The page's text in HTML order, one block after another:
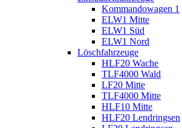
Kommandowagen 1
ELW1 Mitte
ELW1 Süd
ELW1 Nord
Löschfahrzeuge
HLF20 Wache
TLF4000 Wald
LF20 Mitte
TLF4000 Mitte
HLF10 Mitte
HLF20 Lendringsen